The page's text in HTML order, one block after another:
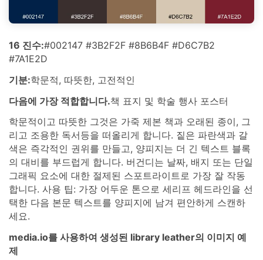
16 진수:#002147 #3B2F2F #8B6B4F #D6C7B2
#7A1E2D
기분:학문적, 따뜻한, 고전적인
다음에 가장 적합합니다.책 표지 및 학술 행사 포스터
학문적이고 따뜻한 그것은 가죽 제본 책과 오래된 종이, 그
리고 조용한 독서등을 떠올리게 합니다. 짙은 파란색과 갈
색은 즉각적인 권위를 만들고, 양피지는 더 긴 텍스트 블록
의 대비를 부드럽게 합니다. 버건디는 날짜, 배지 또는 단일
그래픽 요소에 대한 절제된 스포트라이트로 가장 잘 작동
합니다. 사용 팁: 가장 어두운 톤으로 세리프 헤드라인을 선
택한 다음 본문 텍스트를 양피지에 남겨 편안하게 스캔하
세요.
media.io를 사용하여 생성된 library leather의 이미지 예
제